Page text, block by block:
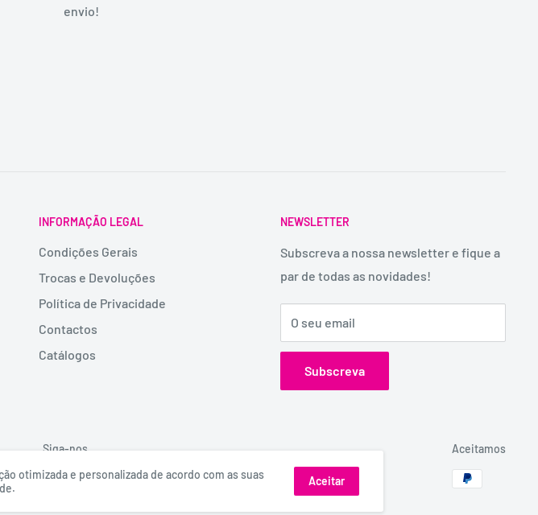
envio!
INFORMAÇÃO LEGAL
Condições Gerais
Trocas e Devoluções
Política de Privacidade
Contactos
Catálogos
NEWSLETTER
Subscreva a nossa newsletter e fique a
par de todas as novidades!
O seu email
Subscreva
Siga-nos
Aceitamos
otimizada e personalizada de acordo com as suas
Aceitar